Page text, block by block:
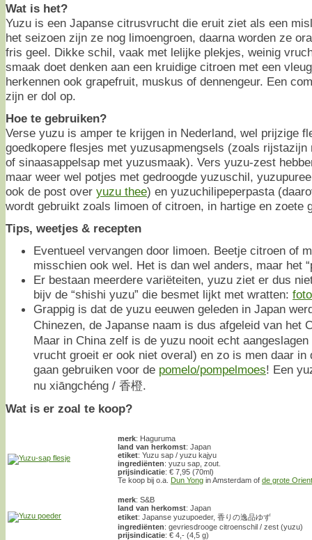
Wat is het?
Yuzu is een Japanse citrusvrucht die eruit ziet als een
het seizoen zijn ze nog limoengroen, daarna worden ze
fris geel. Dikke schil, vaak met lelijke plekjes, weinig
smaak doet denken aan een kruidige citroen met een
herkennen ook grapefruit, muskus of dennengeur. Een
zijn er dol op.
Hoe te gebruiken?
Verse yuzu is amper te krijgen in Nederland, wel prijzige
goedkopere flesjes met yuzusapmengsels (zoals rijstazijn
of sinaasappelsap met yuzusmaak). Vers yuzu-zest
maar weer wel potjes met gedroogde yuzuschil,
ook de post over yuzu thee) en yuzuchilipeperpasta
wordt gebruikt zoals limoen of citroen, in hartige en zoete
Tips, weetjes & recepten
Eventueel vervangen door limoen. Beetje citroen of
misschien ook wel. Het is dan wel anders, maar het
Er bestaan meerdere variëteiten, yuzu ziet er dus
bijv de “shishi yuzu” die besmet lijkt met wratten:
Grappig is dat de yuzu eeuwen geleden in Japan
Chinezen, de Japanse naam is dus afgeleid van het
Maar in China zelf is de yuzu nooit echt
vrucht groeit er ook niet overal) en zo is men daar in
gaan gebruiken voor de pomelo/pompelmoes! Een
nu xiāngchéng / 香橙.
Wat is er zoal te koop?
merk: Haguruma
land van herkomst: Japan
etiket: Yuzu sap / yuzu kajyu
ingrediënten: yuzu sap, zout.
prijsindicatie: € 7,95 (70ml)
Te koop bij o.a. Dun Yong in Amsterdam of de grote
merk: S&B
land van herkomst: Japan
etiket: Japanse yuzupoeder, 香りの逸品ゆず
ingrediënten: gevriesdrooge citroenschil / zest (yuzu)
prijsindicatie: € 4,- (4,5 g)